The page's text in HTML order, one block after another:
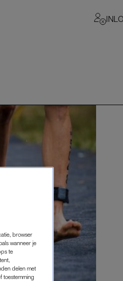
browser
wanneer je
te
delen met
toestemming